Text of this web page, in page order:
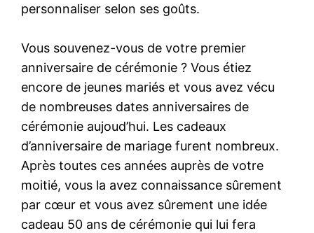
personnaliser selon ses goûts.
Vous souvenez-vous de votre premier
anniversaire de cérémonie ? Vous étiez
encore de jeunes mariés et vous avez vécu
de nombreuses dates anniversaires de
cérémonie aujoud’hui. Les cadeaux
d’anniversaire de mariage furent nombreux.
Après toutes ces années auprès de votre
moitié, vous la avez connaissance sûrement
par cœur et vous avez sûrement une idée
cadeau 50 ans de cérémonie qui lui fera